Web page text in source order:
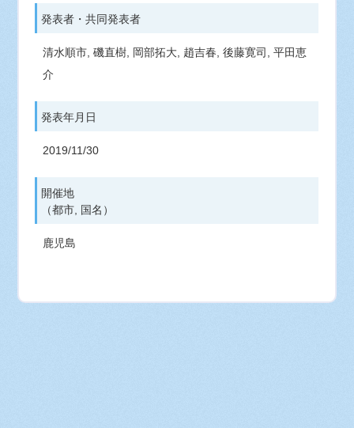
発表者・共同発表者
清水順市, 磯直樹, 岡部拓大, 趙吉春, 後藤寛司, 平田恵
介
発表年月日
2019/11/30
開催地
（都市, 国名）
鹿児島